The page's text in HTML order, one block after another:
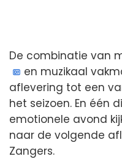
De combinatie van
en muzikaal
aflevering tot een
het seizoen. En één
emotionele avond
naar de volgende
Zangers.